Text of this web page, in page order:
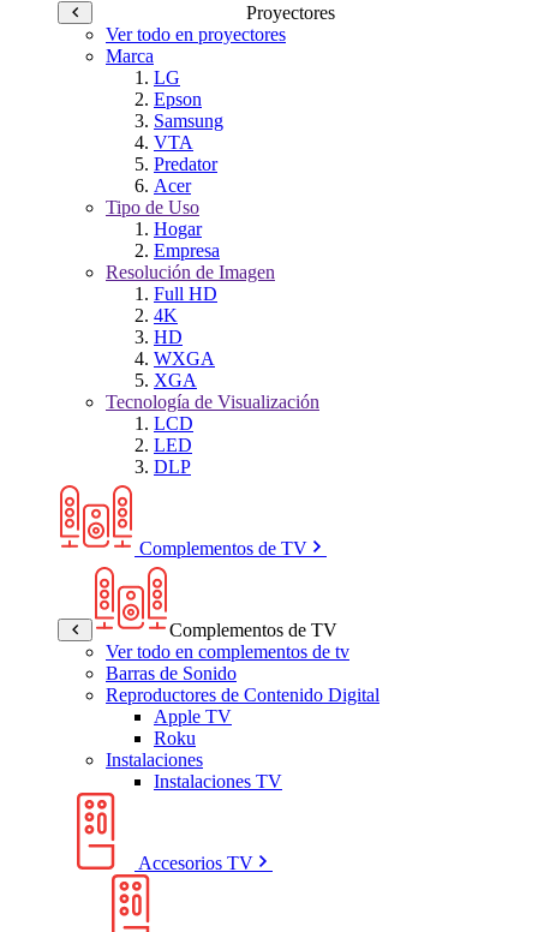
Proyectores
Ver todo en proyectores
Marca
LG
Epson
Samsung
VTA
Predator
Acer
Tipo de Uso
Hogar
Empresa
Resolución de Imagen
Full HD
4K
HD
WXGA
XGA
Tecnología de Visualización
LCD
LED
DLP
Complementos de TV
Complementos de TV
Ver todo en complementos de tv
Barras de Sonido
Reproductores de Contenido Digital
Apple TV
Roku
Instalaciones
Instalaciones TV
Accesorios TV